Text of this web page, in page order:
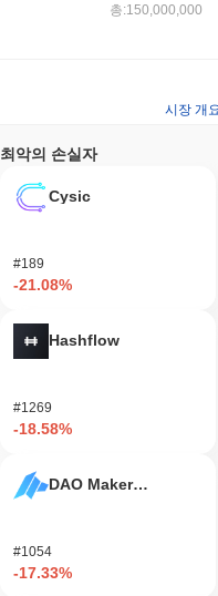
총:150,000,000
시장 개
최악의 손실자
Cysic
#189
-21.08%
Hashflow
#1269
-18.58%
DAO Maker Token
#1054
-17.33%